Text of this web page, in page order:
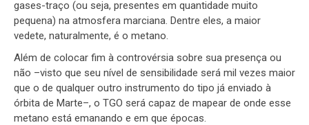
gases-traço (ou seja, presentes em quantidade muito
pequena) na atmosfera marciana. Dentre eles, a maior
vedete, naturalmente, é o metano.
Além de colocar fim à controvérsia sobre sua presença ou
não –visto que seu nível de sensibilidade será mil vezes maior
que o de qualquer outro instrumento do tipo já enviado à
órbita de Marte–, o TGO será capaz de mapear de onde esse
metano está emanando e em que épocas.